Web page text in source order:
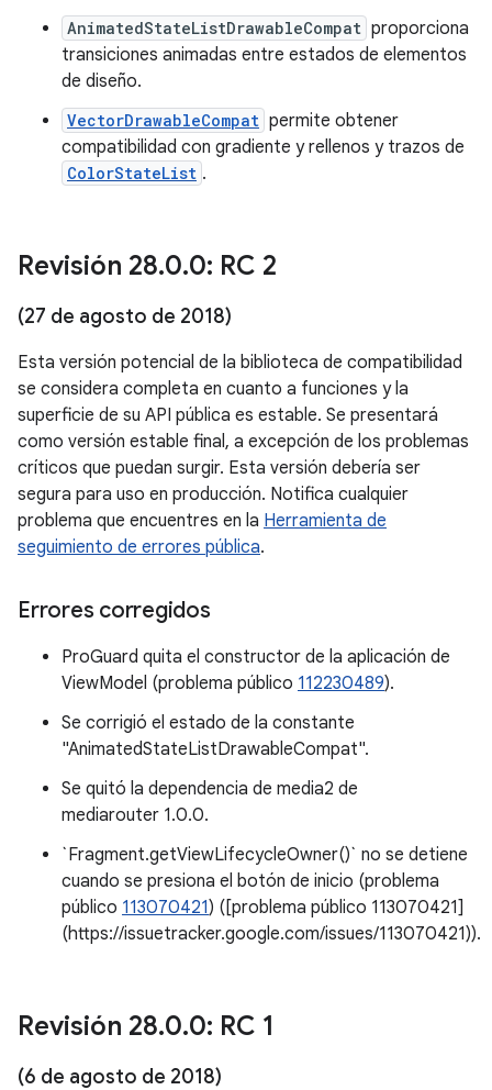
AnimatedStateListDrawableCompat proporciona
transiciones animadas entre estados de elementos
de diseño.
VectorDrawableCompat permite obtener
compatibilidad con gradiente y rellenos y trazos de
ColorStateList .
Revisión 28.0.0: RC 2
(27 de agosto de 2018)
Esta versión potencial de la biblioteca de compatibilidad
se considera completa en cuanto a funciones y la
superficie de su API pública es estable. Se presentará
como versión estable final, a excepción de los problemas
críticos que puedan surgir. Esta versión debería ser
segura para uso en producción. Notifica cualquier
problema que encuentres en la Herramienta de
seguimiento de errores pública.
Errores corregidos
ProGuard quita el constructor de la aplicación de
ViewModel (problema público 112230489).
Se corrigió el estado de la constante
"AnimatedStateListDrawableCompat".
Se quitó la dependencia de media2 de
mediarouter 1.0.0.
`Fragment.getViewLifecycleOwner()` no se detiene
cuando se presiona el botón de inicio (problema
público 113070421) ([problema público 113070421]
(https://issuetracker.google.com/issues/113070421)).
Revisión 28.0.0: RC 1
(6 de agosto de 2018)